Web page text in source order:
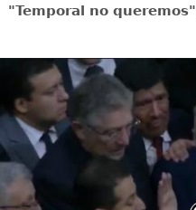
"Temporal no queremos"